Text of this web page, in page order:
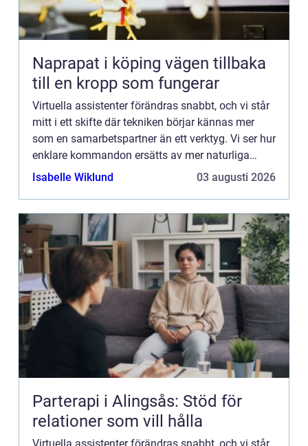
Naprapat i köping vägen tillbaka
till en kropp som fungerar
Virtuella assistenter förändras snabbt, och vi står
mitt i ett skifte där tekniken börjar kännas mer
som en samarbetspartner än ett verktyg. Vi ser hur
enklare kommandon ersätts av mer naturliga
samtal, och hu...
Isabelle Wiklund 03 augusti 2026
Parterapi i Alingsås: Stöd för
relationer som vill hålla